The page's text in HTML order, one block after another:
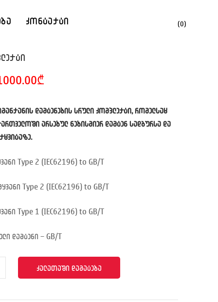
კონტაქტი Cart
(0)
₾Current
price
1000.00₾.
დამტენების სრული კომპლექტი, რომელსაც
არსებულ ნებისმიერ დამტენ სადგურსა და
Type 2 (IEC62196) to GB/T
Type 2 (IEC62196) to GB/T
Type 1 (IEC62196) to GB/T
დამტენი – GB/T
ᲙᲐᲚᲐᲗᲐᲨᲘ ᲓᲐᲛᲐᲢᲔᲑᲐ